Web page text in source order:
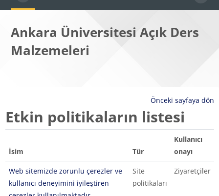
Ankara Üniversitesi Açık Ders
Malzemeleri
Önceki sayfaya dön
Etkin politikaların listesi
İsim Tür
Kullanıcı
onayı
Web sitemizde zorunlu çerezler ve
kullanıcı deneyimini iyileştiren
Site
politikaları
Ziyaretçiler